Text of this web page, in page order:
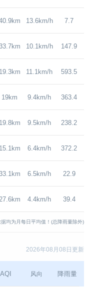
13.6km/h 7.7
10.1km/h 147.9
19.3km 11.1km/h 593.5
19km 9.4km/h 363.4
19.8km 9.5km/h 238.2
15.1km 6.4km/h 372.2
6.5km/h 22.9
4.4km/h 39.4
均为月每日平均值！(总降雨量除外)
2026年08月08日更新
AQI 风向 降雨量